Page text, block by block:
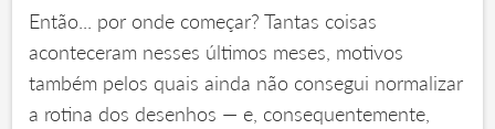
Então... por onde começar? Tantas coisas
aconteceram nesses últimos meses, motivos
também pelos quais ainda não consegui normalizar
a rotina dos desenhos — e, consequentemente,